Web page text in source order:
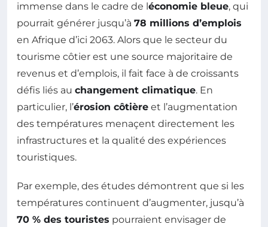
immense dans le cadre de léconomie bleue, qui
pourrait générer jusqu’à 78 millions d’emplois
en Afrique d’ici 2063. Alors que le secteur du
tourisme côtier est une source majoritaire de
revenus et d’emplois, il fait face à de croissants
défis liés au changement climatique. En
particulier, l’érosion côtière et l’augmentation
des températures menaçent directement les
infrastructures et la qualité des expériences
touristiques.
Par exemple, des études démontrent que si les
températures continuent d’augmenter, jusqu’à
70 % des touristes pourraient envisager de